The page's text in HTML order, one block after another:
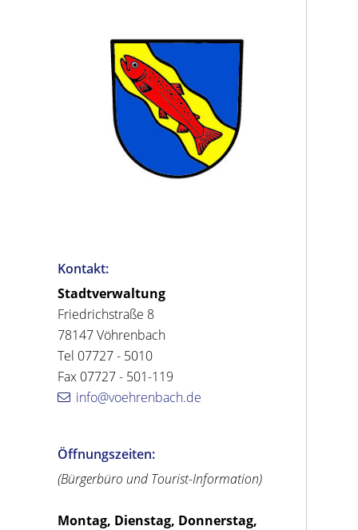
Kontakt:
Stadtverwaltung
Friedrichstraße 8
78147 Vöhrenbach
Tel 07727 - 5010
Fax 07727 - 501-119
info@voehrenbach.de
Öffnungszeiten:
(Bürgerbüro und Tourist-Information)
Montag, Dienstag, Donnerstag,